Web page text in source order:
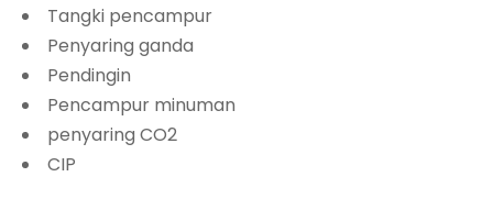
Tangki pencampur
Penyaring ganda
Pendingin
Pencampur minuman
penyaring CO2
CIP